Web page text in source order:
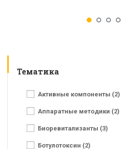
Тематика
Активные компоненты (2)
Аппаратные методики (2)
Биоревитализанты (3)
Ботулотоксин (2)